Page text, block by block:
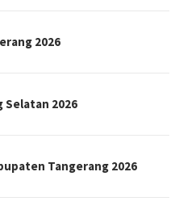
2026
Selatan 2026
Tangerang 2026